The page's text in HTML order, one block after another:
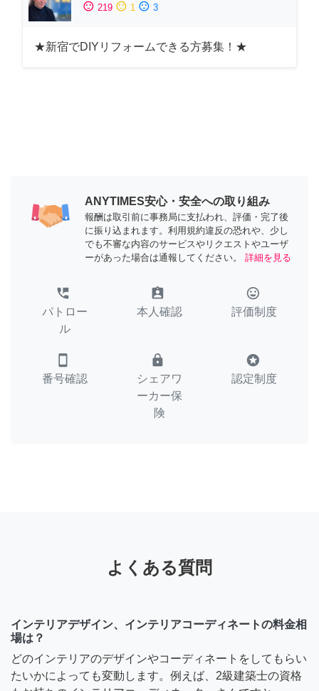
sentiment_satisfied 219 sentiment_neutral 1 sentiment_dissatisfied 3
★新宿でDIYリフォームできる方募集！★
ANYTIMES安心・安全への取り組み
報酬は取引前に事務局に支払われ、評価・完了後
に振り込まれます。利用規約違反の恐れや、少し
でも不審な内容のサービスやリクエストやユーザ
ーがあった場合は通報してください。
詳細を見る
perm_phone_msg
パトロー
ル
assignment_ind
本人確認
tag_faces
評価制度
smartphone
番号確認
lock
シェアワ
ーカー保
険
stars
認定制度
よくある質問
インテリアデザイン、インテリアコーディネートの料金相
場は？
どのインテリアのデザインやコーディネートをしてもらい
たいかによっても変動します。例えば、2級建築士の資格